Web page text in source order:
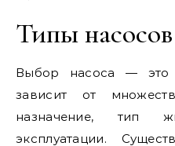
Типы насосов
Выбор насоса — это
зависит от
назначение, тип
эксплуатации.